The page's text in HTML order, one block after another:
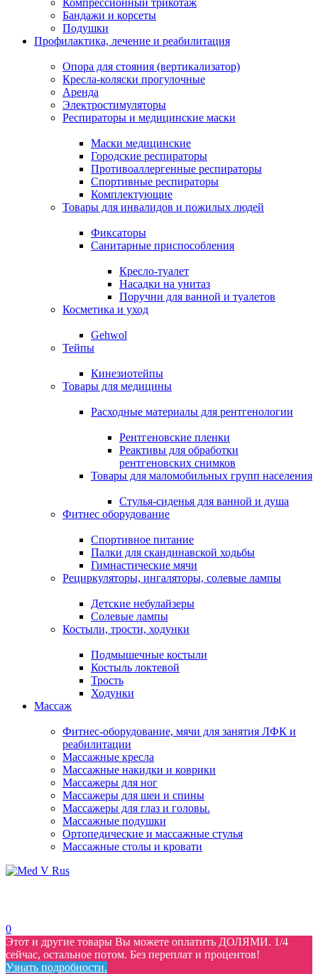
Компрессионный трикотаж
Бандажи и корсеты
Подушки
Профилактика, лечение и реабилитация
Опора для стояния (вертикализатор)
Кресла-коляски прогулочные
Аренда
Электростимуляторы
Респираторы и медицинские маски
Маски медицинские
Городские респираторы
Противоаллергенные респираторы
Спортивные респираторы
Комплектующие
Товары для инвалидов и пожилых людей
Фиксаторы
Санитарные приспособления
Кресло-туалет
Насадки на унитаз
Поручни для ванной и туалетов
Косметика и уход
Gehwol
Тейпы
Кинезиотейпы
Товары для медицины
Расходные материалы для рентгенологии
Рентгеновские пленки
Реактивы для обработки
рентгеновских снимков
Товары для маломобильных групп населения
Стулья-сиденья для ванной и душа
Фитнес оборудование
Спортивное питание
Палки для скандинавской ходьбы
Гимнастические мячи
Рециркуляторы, ингаляторы, солевые лампы
Детские небулайзеры
Солевые лампы
Костыли, трости, ходунки
Подмышечные костыли
Костыль локтевой
Трость
Ходунки
Массаж
Фитнес-оборудование, мячи для занятия ЛФК и
реабилитации
Массажные кресла
Массажные накидки и коврики
Массажеры для ног
Массажеры для шеи и спины
Массажеры для глаз и головы.
Массажные подушки
Ортопедические и массажные стулья
Массажные столы и кровати
0
Этот и другие товары Вы можете оплатить ДОЛЯМИ. 1/4
сейчас, остальное потом. Без переплат и процентов!
Узнать подробности.